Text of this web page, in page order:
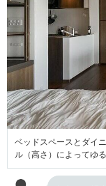
ベッドスペースとダイ
ル（高さ）によってゆ